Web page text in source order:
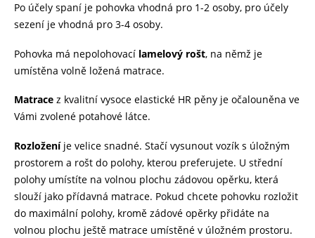
Po účely spaní je pohovka vhodná pro 1-2 osoby, pro účely
sezení je vhodná pro 3-4 osoby.
Pohovka má nepolohovací lamelový rošt, na němž je
umístěna volně ložená matrace.
Matrace z kvalitní vysoce elastické HR pěny je očalouněna ve
Vámi zvolené potahové látce.
Rozložení je velice snadné. Stačí vysunout vozík s úložným
prostorem a rošt do polohy, kterou preferujete. U střední
polohy umístíte na volnou plochu zádovou opěrku, která
slouží jako přídavná matrace. Pokud chcete pohovku rozložit
do maximální polohy, kromě zádové opěrky přidáte na
volnou plochu ještě matrace umístěné v úložném prostoru.